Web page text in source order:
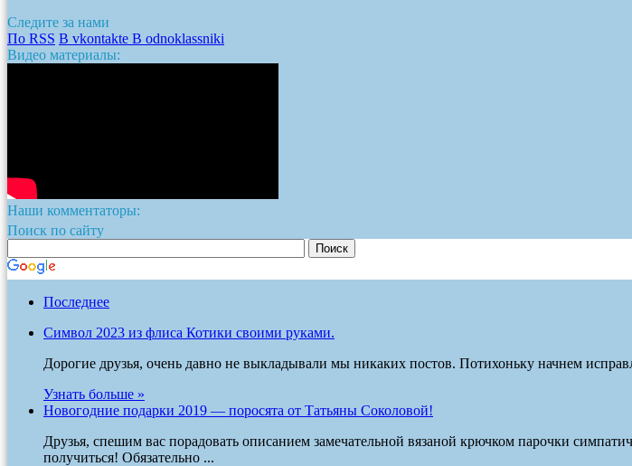
Следите за нами
По RSS В vkontakte В odnoklassniki
Видео материалы:
Наши комментаторы:
Поиск по сайту
Последнее
Символ 2023 из флиса Котики своими руками.
Дорогие друзья, очень давно не выкладывали мы никаких постов. Потихоньку начнем
Узнать больше »
Новогодние подарки 2019 — поросята от Татьяны Соколовой!
Друзья, спешим вас порадовать описанием замечательной вязаной крючком парочки
получиться! Обязательно ...